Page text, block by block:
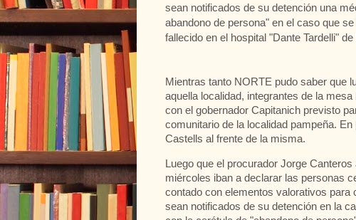
sean notificados de su detención una
abandono de persona" en el caso que
fallecido en el hospital "Dante Tardelli"
Mientras tanto NORTE pudo saber que
aquella localidad, integrantes de la
con el gobernador Capitanich previsto
comunitario de la localidad pampeña.
Castells al frente de la misma.
Luego que el procurador Jorge
miércoles iban a declarar las personas
contado con elementos valorativos
sean notificados de su detención en la